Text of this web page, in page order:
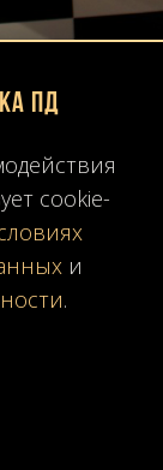
ПД
cookie-
и
.